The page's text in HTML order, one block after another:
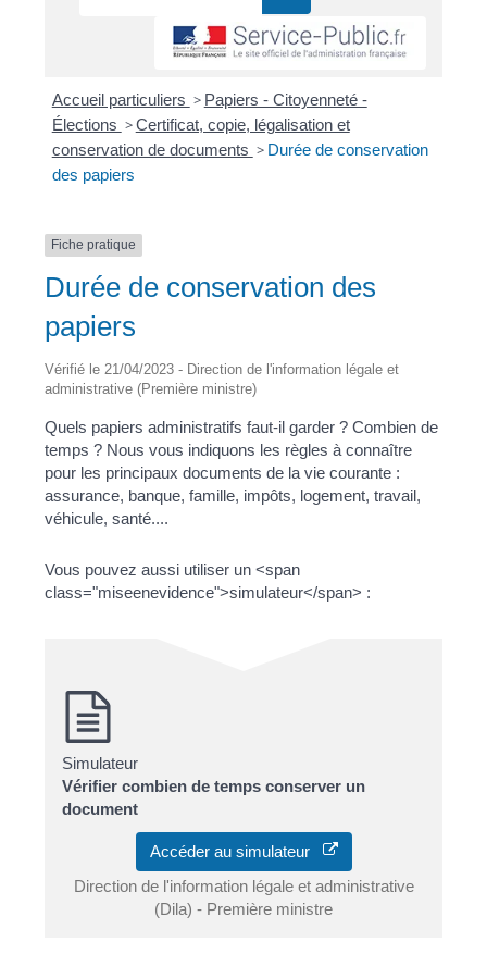
Accueil particuliers > Papiers - Citoyenneté -
Élections >Certificat, copie, légalisation et
conservation de documents > Durée de conservation
des papiers
Fiche pratique
Durée de conservation des
papiers
Vérifié le 21/04/2023 - Direction de l'information légale et
administrative (Première ministre)
Quels papiers administratifs faut-il garder ? Combien de
temps ? Nous vous indiquons les règles à connaître
pour les principaux documents de la vie courante :
assurance, banque, famille, impôts, logement, travail,
véhicule, santé....
Vous pouvez aussi utiliser un <span
class="miseenevidence">simulateur</span> :
Simulateur
Vérifier combien de temps conserver un
document
Accéder au simulateur
Direction de l'information légale et administrative
(Dila) - Première ministre